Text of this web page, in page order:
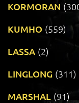
KORMORAN
KUMHO (559)
LASSA (2)
LINGLONG (311)
MARSHAL (91)